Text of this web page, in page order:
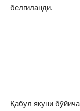
белгиланди.
Қабул якуни